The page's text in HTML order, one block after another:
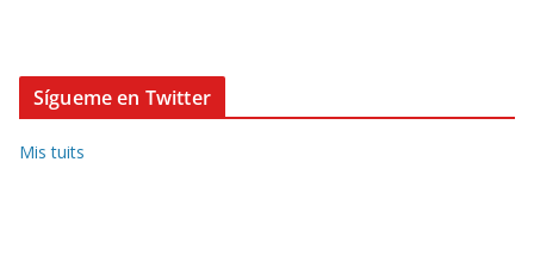
Sígueme en Twitter
Mis tuits